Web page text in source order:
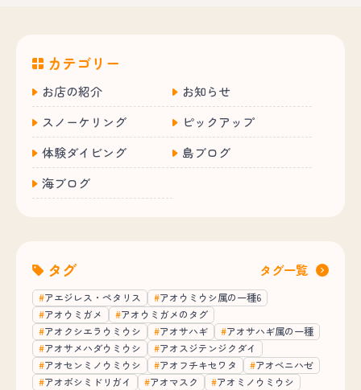
カテゴリー
お店の紹介
お知らせ
スノーケリング
ピックアップ
体験ダイビング
島ブログ
海ブログ
タグ タグ一覧
アエジレス・ペタリス
アオウミウシ属の一種6
アオウミガメ
アオウミガメのタグ
アオクシエラウミウシ
アオサハギ
アオサハギ属の一種
アオサメハダウミウシ
アオスジテンジクダイ
アオセンミノウミウシ
アオフチキセワタ
アオベニハゼ
アオボシミドリガイ
アオマスク
アオミノウミウシ